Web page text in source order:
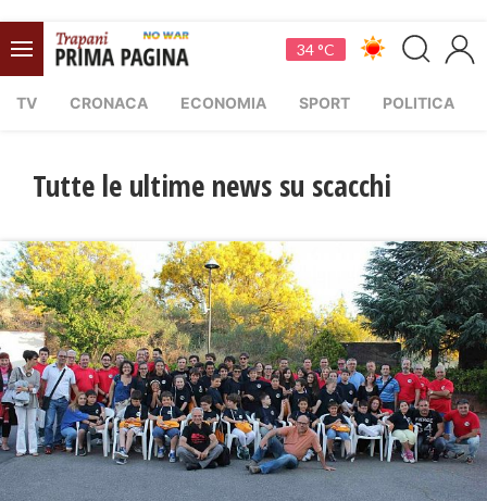
34 °C
TV CRONACA ECONOMIA SPORT POLITICA
Tutte le ultime news su scacchi